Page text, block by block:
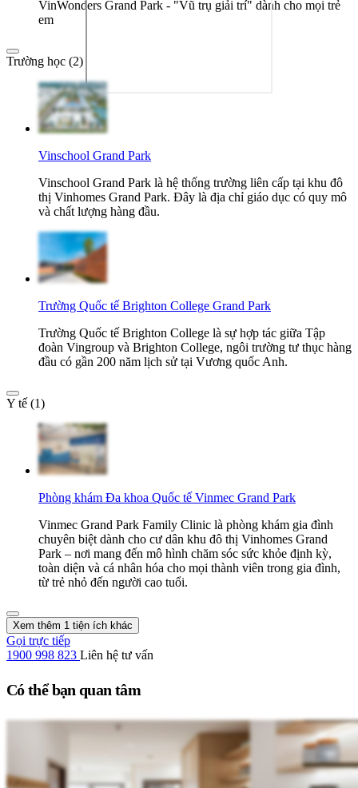
VinWonders Grand Park - "Vũ trụ giải trí" dành cho mọi trẻ
em
Trường học (2)
Vinschool Grand Park
Vinschool Grand Park là hệ thống trường liên cấp tại khu đô
thị Vinhomes Grand Park. Đây là địa chỉ giáo dục có quy mô
và chất lượng hàng đầu.
Trường Quốc tế Brighton College Grand Park
Trường Quốc tế Brighton College là sự hợp tác giữa Tập
đoàn Vingroup và Brighton College, ngôi trường tư thục hàng
đầu có gần 200 năm lịch sử tại Vương quốc Anh.
Y tế (1)
Phòng khám Đa khoa Quốc tế Vinmec Grand Park
Vinmec Grand Park Family Clinic là phòng khám gia đình
chuyên biệt dành cho cư dân khu đô thị Vinhomes Grand
Park – nơi mang đến mô hình chăm sóc sức khỏe định kỳ,
toàn diện và cá nhân hóa cho mọi thành viên trong gia đình,
từ trẻ nhỏ đến người cao tuổi.
Xem thêm 1 tiện ích khác
Gọi trực tiếp
1900 998 823 Liên hệ tư vấn
Có thể bạn quan tâm